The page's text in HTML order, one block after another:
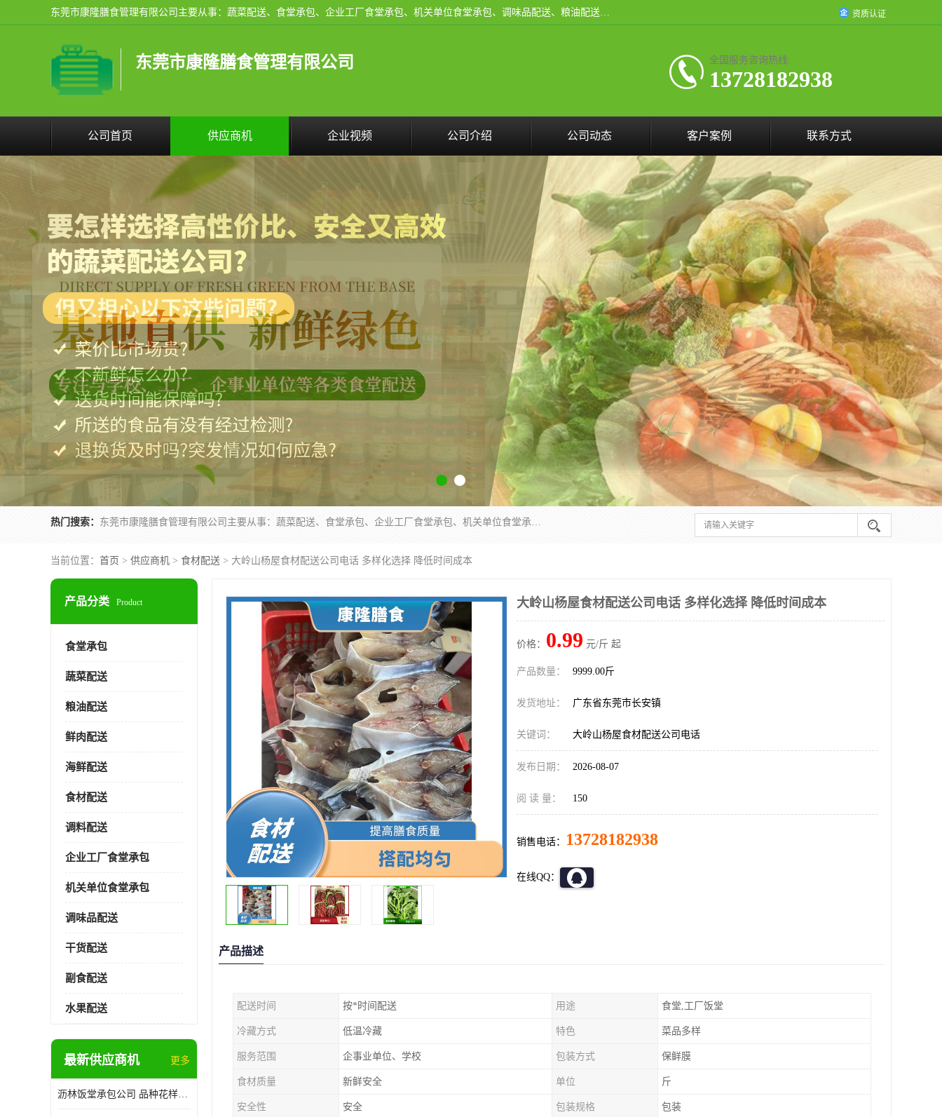
东莞市康隆膳食管理有限公司主要从事：蔬菜配送、食堂承包、企业工厂食堂承包、机关单位食堂承包、调味品配送、粮油配送、干货配送、副食配送、水果配送、海鲜配送等业务，东莞蔬菜配送电话，咨询在线客服。 资质认证
东莞市康隆膳食管理有限公司 全国服务咨询热线:
13728182938
公司首页 供应商机 企业视频 公司介绍 公司动态 客户案例 联系方式
热门搜索： 东莞市康隆膳食管理有限公司主要从事：蔬菜配送、食堂承包、企业工厂食堂承包、机关单位食堂承包、调味品配送、粮油配送、干货配送、副食配送、水果配送、海鲜配送等业务，东莞蔬菜配送电话，咨询在线客服。
当前位置： 首页 > 供应商机 > 食材配送 > 大岭山杨屋食材配送公司电话 多样化选择 降低时间成本
产品分类 Product
食堂承包
蔬菜配送
粮油配送
鲜肉配送
海鲜配送
食材配送
调料配送
企业工厂食堂承包
机关单位食堂承包
调味品配送
干货配送
副食配送
水果配送
最新供应商机 更多
沥林饭堂承包公司 品种花样丰富 提高员工饮食质量
大岭山杨屋食材配送公司电话 多样化选择 降低时间成本
价格： 0.99 元/斤 起
产品数量： 9999.00斤
发货地址： 广东省东莞市长安镇
关键词： 大岭山杨屋食材配送公司电话
发布日期： 2026-08-07
阅 读 量： 150
销售电话： 13728182938
在线QQ：
产品描述
配送时间 按*时间配送 用途 食堂,工厂饭堂
冷藏方式 低温冷藏 特色 菜品多样
服务范围 企事业单位、学校 包装方式 保鲜膜
食材质量 新鲜安全 单位 斤
安全性 安全 包装规格 包装